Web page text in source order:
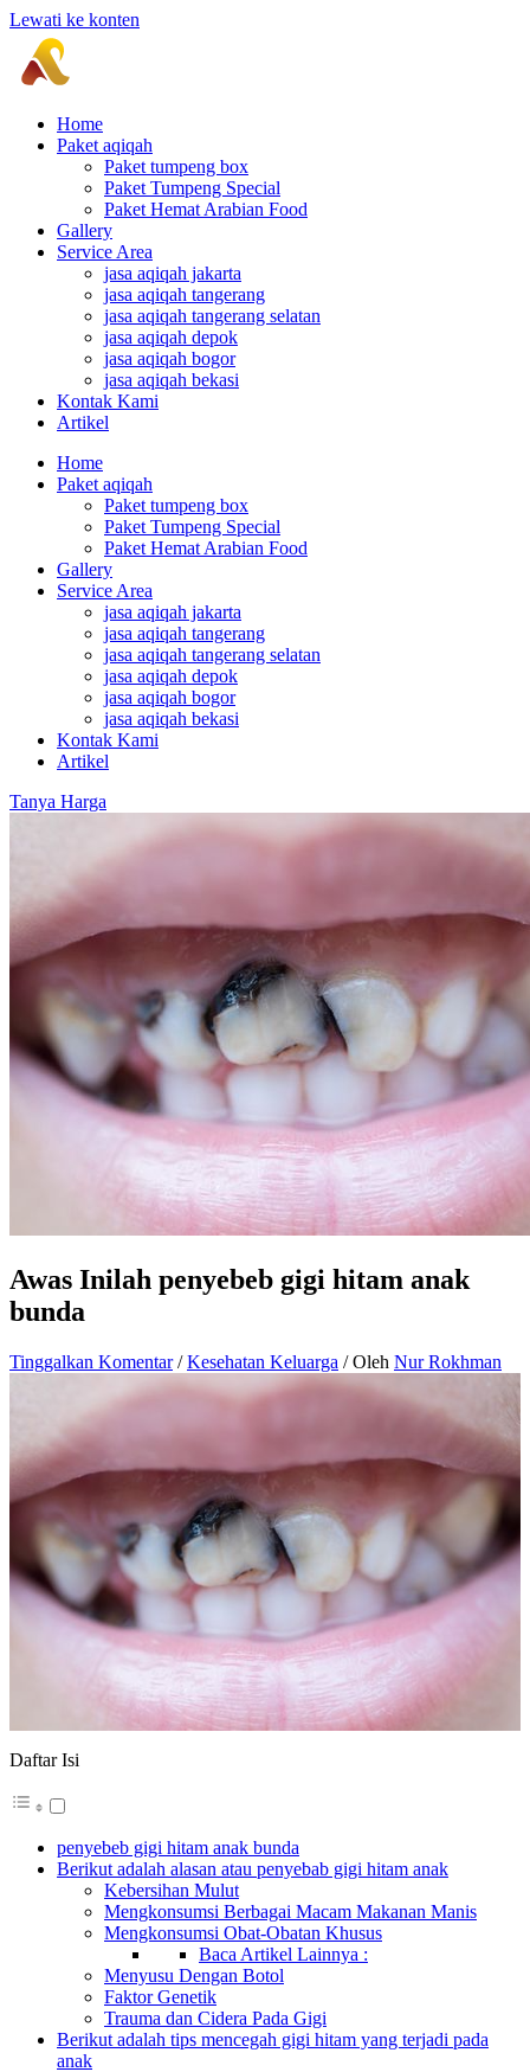
Lewati ke konten
Home
Paket aqiqah
Paket tumpeng box
Paket Tumpeng Special
Paket Hemat Arabian Food
Gallery
Service Area
jasa aqiqah jakarta
jasa aqiqah tangerang
jasa aqiqah tangerang selatan
jasa aqiqah depok
jasa aqiqah bogor
jasa aqiqah bekasi
Kontak Kami
Artikel
Home
Paket aqiqah
Paket tumpeng box
Paket Tumpeng Special
Paket Hemat Arabian Food
Gallery
Service Area
jasa aqiqah jakarta
jasa aqiqah tangerang
jasa aqiqah tangerang selatan
jasa aqiqah depok
jasa aqiqah bogor
jasa aqiqah bekasi
Kontak Kami
Artikel
Tanya Harga
Awas Inilah penyebeb gigi hitam anak
bunda
Tinggalkan Komentar /Kesehatan Keluarga / Oleh Nur Rokhman
Daftar Isi
penyebeb gigi hitam anak bunda
Berikut adalah alasan atau penyebab gigi hitam anak
Kebersihan Mulut
Mengkonsumsi Berbagai Macam Makanan Manis
Mengkonsumsi Obat-Obatan Khusus
Baca Artikel Lainnya :
Menyusu Dengan Botol
Faktor Genetik
Trauma dan Cidera Pada Gigi
Berikut adalah tips mencegah gigi hitam yang terjadi pada
anak